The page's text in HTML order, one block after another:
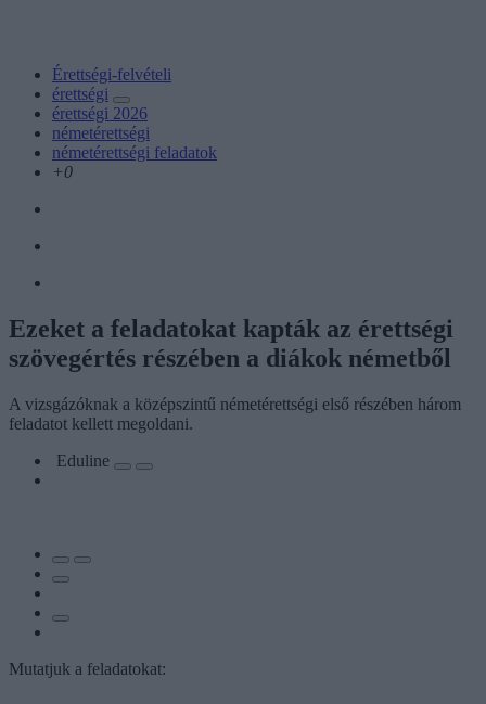
Érettségi-felvételi
érettségi
érettségi 2026
németérettségi
németérettségi feladatok
+0
Ezeket a feladatokat kapták az érettségi
szövegértés részében a diákok németből
A vizsgázóknak a középszintű németérettségi első részében három
feladatot kellett megoldani.
Eduline
Mutatjuk a feladatokat: